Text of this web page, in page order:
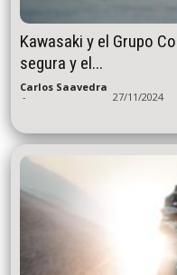
Kawasaki y el Grupo
segura y el...
Carlos Saavedra
- 27/11/2024